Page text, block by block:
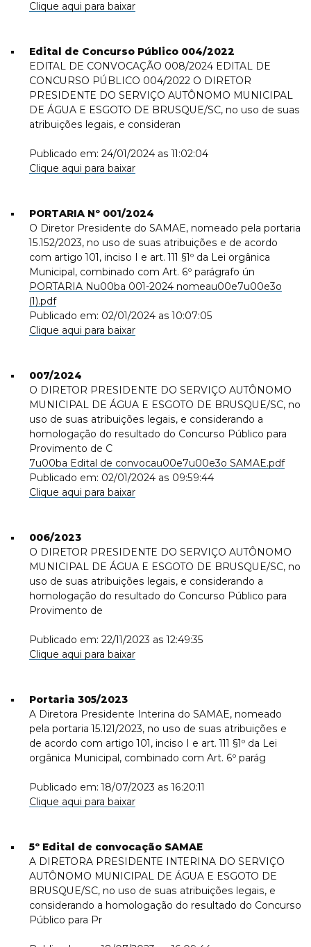
Clique aqui para baixar
Edital de Concurso Público 004/2022
EDITAL DE CONVOCAÇÃO 008/2024 EDITAL DE
CONCURSO PÚBLICO 004/2022 O DIRETOR
PRESIDENTE DO SERVIÇO AUTÔNOMO MUNICIPAL
DE ÁGUA E ESGOTO DE BRUSQUE/SC, no uso de suas
atribuições legais, e consideran
Publicado em: 24/01/2024 as 11:02:04
Clique aqui para baixar
PORTARIA Nº 001/2024
O Diretor Presidente do SAMAE, nomeado pela portaria
15.152/2023, no uso de suas atribuições e de acordo
com artigo 101, inciso I e art. 111 §1º da Lei orgânica
Municipal, combinado com Art. 6º parágrafo ún
PORTARIA Nu00ba 001-2024 nomeau00e7u00e3o
(1).pdf
Publicado em: 02/01/2024 as 10:07:05
Clique aqui para baixar
007/2024
O DIRETOR PRESIDENTE DO SERVIÇO AUTÔNOMO
MUNICIPAL DE ÁGUA E ESGOTO DE BRUSQUE/SC, no
uso de suas atribuições legais, e considerando a
homologação do resultado do Concurso Público para
Provimento de C
7u00ba Edital de convocau00e7u00e3o SAMAE.pdf
Publicado em: 02/01/2024 as 09:59:44
Clique aqui para baixar
006/2023
O DIRETOR PRESIDENTE DO SERVIÇO AUTÔNOMO
MUNICIPAL DE ÁGUA E ESGOTO DE BRUSQUE/SC, no
uso de suas atribuições legais, e considerando a
homologação do resultado do Concurso Público para
Provimento de
Publicado em: 22/11/2023 as 12:49:35
Clique aqui para baixar
Portaria 305/2023
A Diretora Presidente Interina do SAMAE, nomeado
pela portaria 15.121/2023, no uso de suas atribuições e
de acordo com artigo 101, inciso I e art. 111 §1º da Lei
orgânica Municipal, combinado com Art. 6º parág
Publicado em: 18/07/2023 as 16:20:11
Clique aqui para baixar
5º Edital de convocação SAMAE
A DIRETORA PRESIDENTE INTERINA DO SERVIÇO
AUTÔNOMO MUNICIPAL DE ÁGUA E ESGOTO DE
BRUSQUE/SC, no uso de suas atribuições legais, e
considerando a homologação do resultado do Concurso
Público para Pr